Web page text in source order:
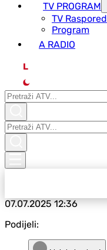
TV PROGRAM
ТV Raspored
Program
A RADIO
L
07.07.202512:36
Podijeli: